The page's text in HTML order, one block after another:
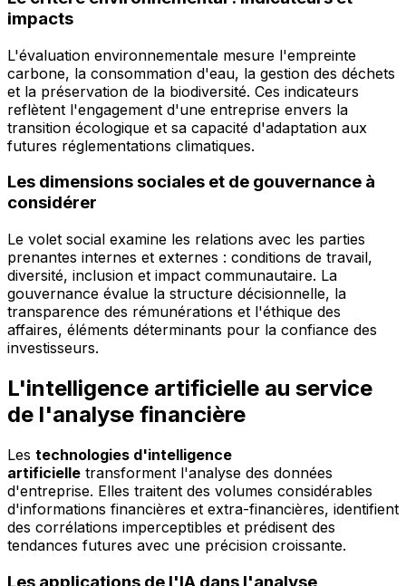
impacts
L'évaluation environnementale mesure l'empreinte
carbone, la consommation d'eau, la gestion des déchets
et la préservation de la biodiversité. Ces indicateurs
reflètent l'engagement d'une entreprise envers la
transition écologique et sa capacité d'adaptation aux
futures réglementations climatiques.
Les dimensions sociales et de gouvernance à
considérer
Le volet social examine les relations avec les parties
prenantes internes et externes : conditions de travail,
diversité, inclusion et impact communautaire. La
gouvernance évalue la structure décisionnelle, la
transparence des rémunérations et l'éthique des
affaires, éléments déterminants pour la confiance des
investisseurs.
L'intelligence artificielle au service
de l'analyse financière
Les technologies d'intelligence
artificielle transforment l'analyse des données
d'entreprise. Elles traitent des volumes considérables
d'informations financières et extra-financières, identifient
des corrélations imperceptibles et prédisent des
tendances futures avec une précision croissante.
Les applications de l'IA dans l'analyse